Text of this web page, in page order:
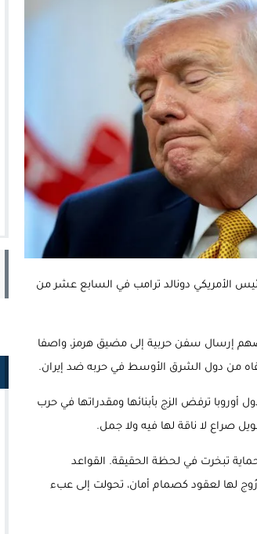
أسعار الوقود
والوقاية المدنية تتدخل
تحت مجهر مطالب الشارع
الأمريكي دونالد ترامب في السابع عشر من
إرسال سفن حربية إلى مضيق هرمز، واصفا
من دول الشرق الأوسط في حربه ضد إيران.
ترفض الزج بأبنائها ومقدراتها في حرب
صراع لا ناقة لها فيه ولا جمل.
تبخرت في لحظة الحقيقة. القواعد
رُوج لها لعقود كصمام أمان، تحولت إلى عبء